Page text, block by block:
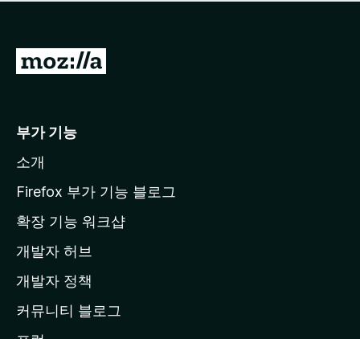
점
습
니
M
l
a
페
이
지
이
부가 기능
소개
Firefox 부가 기능 블로그
확장 기능 워크샵
개발자 허브
개발자 정책
커뮤니티 블로그